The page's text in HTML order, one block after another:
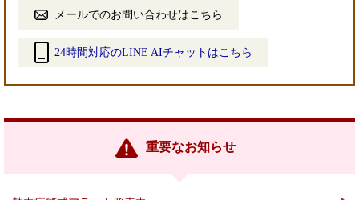
メールでのお問い合わせはこちら
24時間対応のLINE AIチャットはこちら
リ
重要なお知らせ